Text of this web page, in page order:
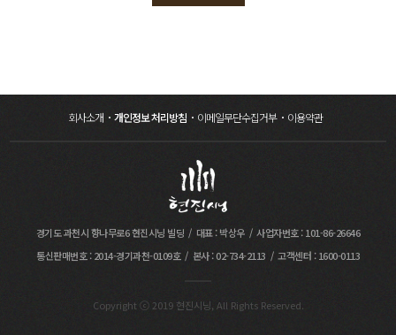
회사소개 개인정보 처리방침 이메일무단수집거부 이용약관
경기도 과천시 향나무로6 현진시닝 빌딩 대표 : 박상우
사업자번호 : 101-86-26646
통신판매번호 : 2014-경기과천-0109호
본사 : 02-734-2113 고객센터 : 1600-0113
Copyright ⓒ 2019 현진시닝, All Rights Reserved.